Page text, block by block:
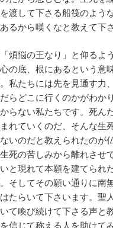
渡して下さる船筏のよう
るから嘆くなと教えて下
煩悩の王なり」と仰るよ
の底、根にあるという意
私たちには先を見通す力
らどこに行くのかがわか
らない私たちです。死ん
れていくのだ、そんな生
いのだと教えられたのが
死の苦しみから離れさせ
と現れて本願を建てられ
そしてその願い通りに南
たらいて下さいます。聖
て喚び続けて下さる声と
信じて称える人を助けて